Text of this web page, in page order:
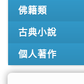
佛籍類
古典小說
個人著作